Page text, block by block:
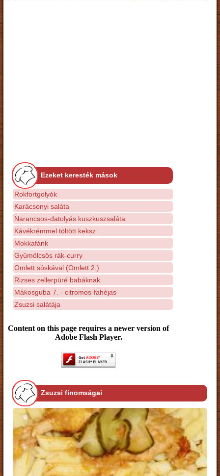
Ezeket keresték mások
Rokfortgolyók
Karácsonyi saláta
Narancsos-datolyás kuszkuszsaláta
Kávékrémmel töltött keksz
Mokkafánk
Gyümölcsös rák-curry
Omlett sóskával (Omlett 2.)
Rizses zellerpüré babáknak
Mákosguba 7. - citromos-fahéjas
Zsuzsi salátája
Content on this page requires a newer version of
Adobe Flash Player.
Zsuzsi finomságai